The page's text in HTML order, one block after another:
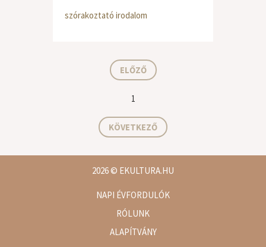
szórakoztató irodalom
ELŐZŐ
1
KÖVETKEZŐ
2026© EKULTURA.HU
NAPI ÉVFORDULÓK
RÓLUNK
ALAPÍTVÁNY